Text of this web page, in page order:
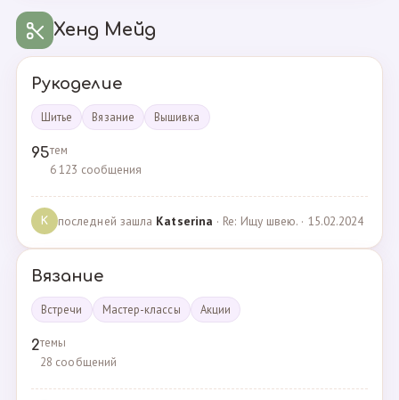
Хенд Мейд
Рукоделие
Шитье Вязание Вышивка
95тем
6 123 сообщения
K последней зашла Katserina · Re: Ищу швею. · 15.02.2024
Вязание
Встречи Мастер-классы Акции
2темы
28 сообщений